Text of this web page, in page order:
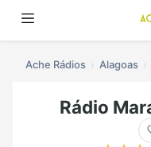
Ache Rádios Alagoas
Rádio